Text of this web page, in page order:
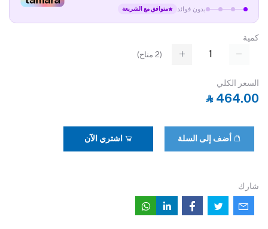
بدون فوائد متوافق مع الشريعة
كمية
(
2 متاح)
السعر الكلي
‎⃁ 464.00
أضف إلى السلة اشتري الآن
شارك